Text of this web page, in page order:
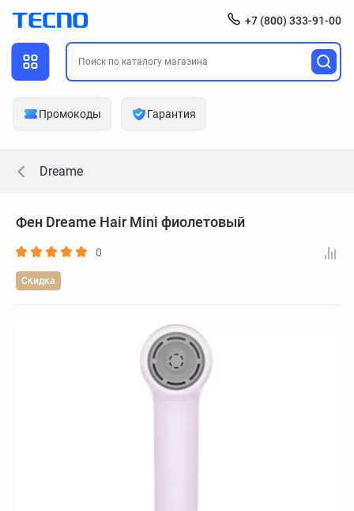
+7 (800) 333-91-00
Промокоды Гарантия
Dreame
Фен Dreame Hair Mini фиолетовый
0
Скидка